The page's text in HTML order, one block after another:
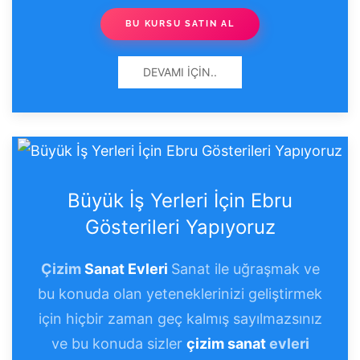
BU KURSU SATIN AL
DEVAMI İÇIN..
Büyük İş Yerleri İçin Ebru
Gösterileri Yapıyoruz
ÇizimSanat Evleri Sanat ile uğraşmak ve
bu konuda olan yeteneklerinizi geliştirmek
için hiçbir zaman geç kalmış sayılmazsınız
ve bu konuda sizler çizim sanatevleri